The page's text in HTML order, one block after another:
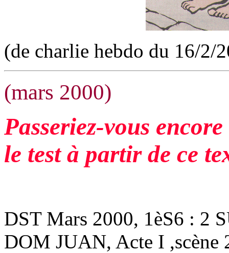
(de charlie hebdo du 16/2/
(mars 2000)
Passeriez-vous
le test à partir de ce
DST Mars 2000, 1èS6 : 2
DOM JUAN, Acte I ,scène